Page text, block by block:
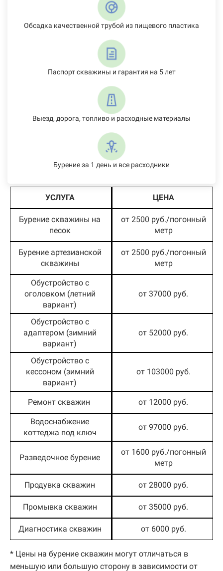
Обсадка качественной трубой из пищевого пластика
Паспорт скважины и гарантия на 5 лет
Выезд, дорога, топливо и расходные материалы
Бурение за 1 день и все расходники
УСЛУГА ЦЕНА
Бурение скважины на
песок
от 2500 руб./погонный
метр
Бурение артезианской
скважины
от 2500 руб./погонный
метр
Обустройство с
оголовком (летний
вариант)
от 37000 руб.
Обустройство с
адаптером (зимний
вариант)
от 52000 руб.
Обустройство с
кессоном (зимний
вариант)
от 103000 руб.
Ремонт скважин от 12000 руб.
Водоснабжение
коттеджа под ключ
от 97000 руб.
Разведочное бурение
от 1600 руб./погонный
метр
Продувка скважин от 28000 руб.
Промывка скважин от 35000 руб.
Диагностика скважин от 6000 руб.
* Цены на бурение скважин могут отличаться в
меньшую или большую сторону в зависимости от